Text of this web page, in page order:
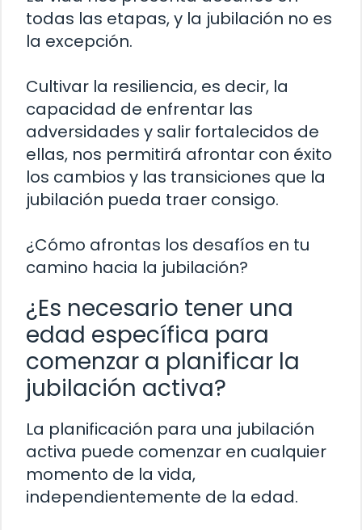
todas las etapas, y la jubilación no es
la excepción.
Cultivar la resiliencia, es decir, la
capacidad de enfrentar las
adversidades y salir fortalecidos de
ellas, nos permitirá afrontar con éxito
los cambios y las transiciones que la
jubilación pueda traer consigo.
¿Cómo afrontas los desafíos en tu
camino hacia la jubilación?
¿Es necesario tener una
edad específica para
comenzar a planificar la
jubilación activa?
La planificación para una jubilación
activa puede comenzar en cualquier
momento de la vida,
independientemente de la edad.